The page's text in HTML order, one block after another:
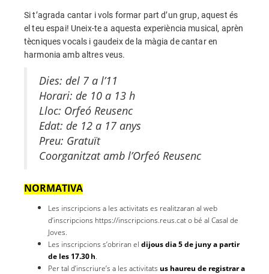
Si t’agrada cantar i vols formar part d’un grup, aquest és
el teu espai! Uneix-te a aquesta experiència musical, aprèn
tècniques vocals i gaudeix de la màgia de cantar en
harmonia amb altres veus.
Dies: del 7 a l’11
Horari: de 10 a 13 h
Lloc: Orfeó Reusenc
Edat: de 12 a 17 anys
Preu: Gratuït
Coorganitzat amb l’Orfeó Reusenc
NORMATIVA
Les inscripcions a les activitats es realitzaran al web
d’inscripcions https://inscripcions.reus.cat o bé al Casal de
Joves.
Les inscripcions s’obriran el dijous dia 5 de juny a partir
de les 17.30 h.
Per tal d’inscriure’s a les activitats us haureu de registrar a